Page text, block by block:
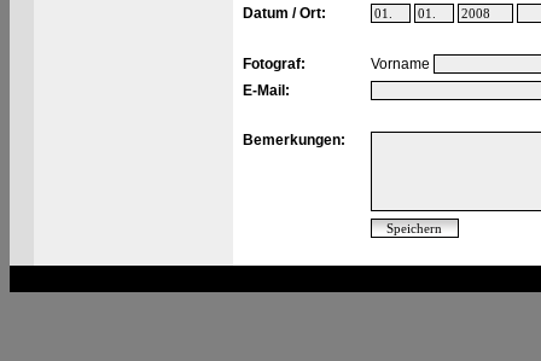
Datum / Ort:
Fotograf:
Vorname
E-Mail:
Bemerkungen: